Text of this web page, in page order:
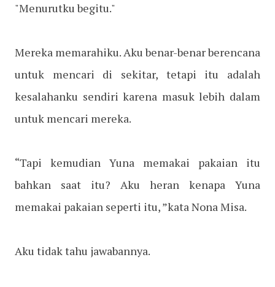
"Menurutku begitu."
Mereka memarahiku. Aku benar-benar berencana
untuk mencari di sekitar, tetapi itu adalah
kesalahanku sendiri karena masuk lebih dalam
untuk mencari mereka.
“Tapi kemudian Yuna memakai pakaian itu
bahkan saat itu? Aku heran kenapa Yuna
memakai pakaian seperti itu, ”kata Nona Misa.
Aku tidak tahu jawabannya.